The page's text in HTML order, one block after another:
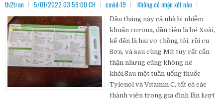
th2tran 5/01/2022 03:59:00 CH covid-19 Không có nhận xét nào
Đầu tháng này cả nhà bị nhiễm
khuẩn corona, đầu tiên là bé Xoài,
kế đến là hai vợ chồng tôi, rồi cu
Sơn, và sau cùng Mít tuy rất cẩn
thận nhưng cũng không né
khỏi.Sau một tuần uống thuốc
Tylenol và Vitamin C, tất cả các
thành viên trong gia đình lần lượt